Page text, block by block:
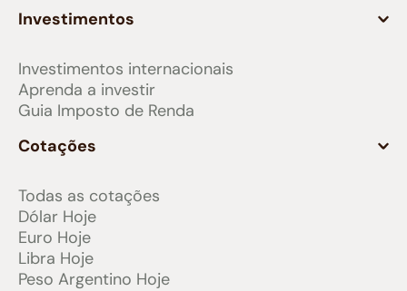
Investimentos
Investimentos internacionais
Aprenda a investir
Guia Imposto de Renda
Cotações
Todas as cotações
Dólar Hoje
Euro Hoje
Libra Hoje
Peso Argentino Hoje